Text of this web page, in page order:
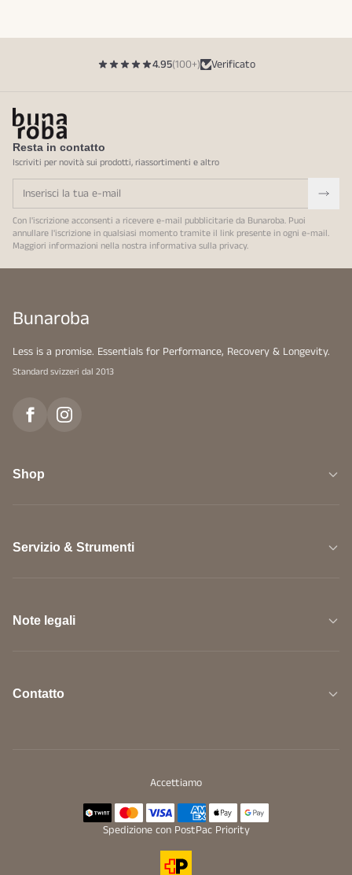
4.95(100+) Verificato
Resta in contatto
Iscriviti per novità sui prodotti, riassortimenti e altro
Con l'iscrizione acconsenti a ricevere e-mail pubblicitarie da Bunaroba. Puoi
annullare l'iscrizione in qualsiasi momento tramite il link presente in ogni e-mail.
Maggiori informazioni nella nostra informativa sulla privacy.
Bunaroba
Less is a promise. Essentials for Performance, Recovery & Longevity.
Standard svizzeri dal 2013
Shop
Servizio & Strumenti
Note legali
Contatto
Accettiamo
Spedizione con PostPac Priority